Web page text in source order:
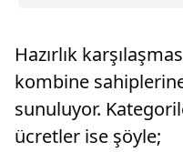
Hazırlık
kombine
sunuluyor.
ücretler ise şöyle;